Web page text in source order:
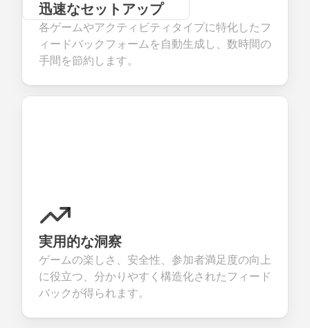
迅速なセットアップ
各ゲームやアクティビティタイプに特化したフ
ィードバックフォームを自動生成し、数時間の
手間を節約します。
実用的な洞察
ゲームの楽しさ、安全性、参加者満足度の向上
に役立つ、分かりやすく構造化されたフィード
バックが得られます。